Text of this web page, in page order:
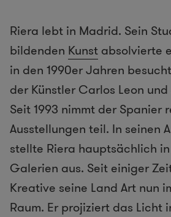
Riera lebt in Madrid. Sein
bildenden Kunst absolvierte
in den 1990er Jahren
der Künstler Carlos Leon
Seit 1993 nimmt der Spanier
Ausstellungen teil. In seinen
stellte Riera hauptsächlich
Galerien aus. Seit einiger
Kreative seine Land Art nun
Raum. Er projiziert das Licht